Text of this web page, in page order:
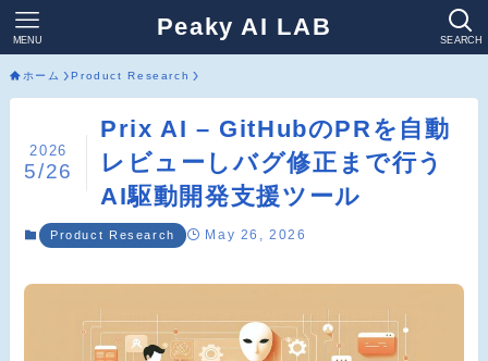
Peaky AI LAB SEARCH
MENU
ホーム Product Research
Prix AI – GitHubのPRを自動
レビューしバグ修正まで行う
AI駆動開発支援ツール
2026
5/26
Product Research May 26, 2026